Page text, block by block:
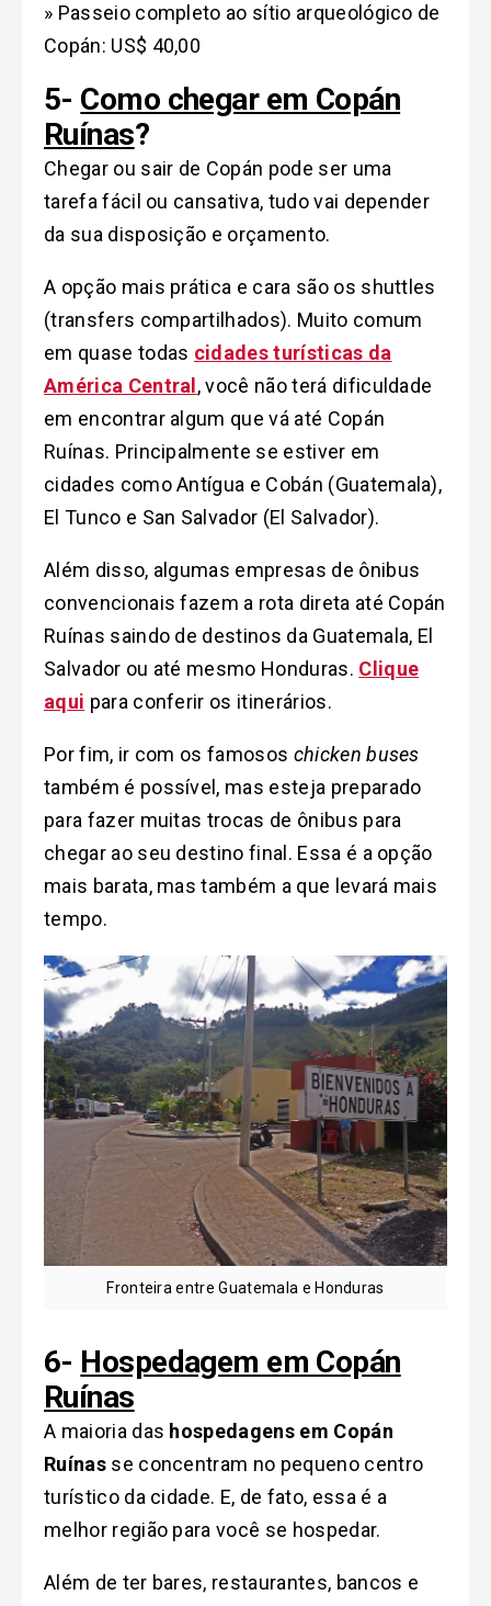
» Passeio completo ao sítio arqueológico de
Copán: US$ 40,00
5- Como chegar em Copán
Ruínas?
Chegar ou sair de Copán pode ser uma
tarefa fácil ou cansativa, tudo vai depender
da sua disposição e orçamento.
A opção mais prática e cara são os shuttles
(transfers compartilhados). Muito comum
em quase todas cidades turísticas da
América Central , você não terá dificuldade
em encontrar algum que vá até Copán
Ruínas. Principalmente se estiver em
cidades como Antígua e Cobán (Guatemala),
El Tunco e San Salvador (El Salvador).
Além disso, algumas empresas de ônibus
convencionais fazem a rota direta até Copán
Ruínas saindo de destinos da Guatemala, El
Salvador ou até mesmo Honduras. Clique
aqui para conferir os itinerários.
Por fim, ir com os famosos chicken buses
também é possível, mas esteja preparado
para fazer muitas trocas de ônibus para
chegar ao seu destino final. Essa é a opção
mais barata, mas também a que levará mais
tempo.
Fronteira entre Guatemala e Honduras
6- Hospedagem em Copán
Ruínas
A maioria das hospedagens em Copán
Ruínasse concentram no pequeno centro
turístico da cidade. E, de fato, essa é a
melhor região para você se hospedar.
Além de ter bares, restaurantes, bancos e